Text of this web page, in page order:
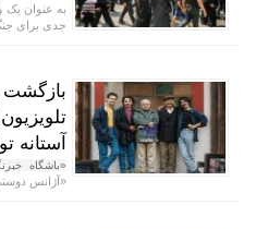
به عنوان یک
جدی برای
بازگشت
آستانه
«باشگاه
«آژانس